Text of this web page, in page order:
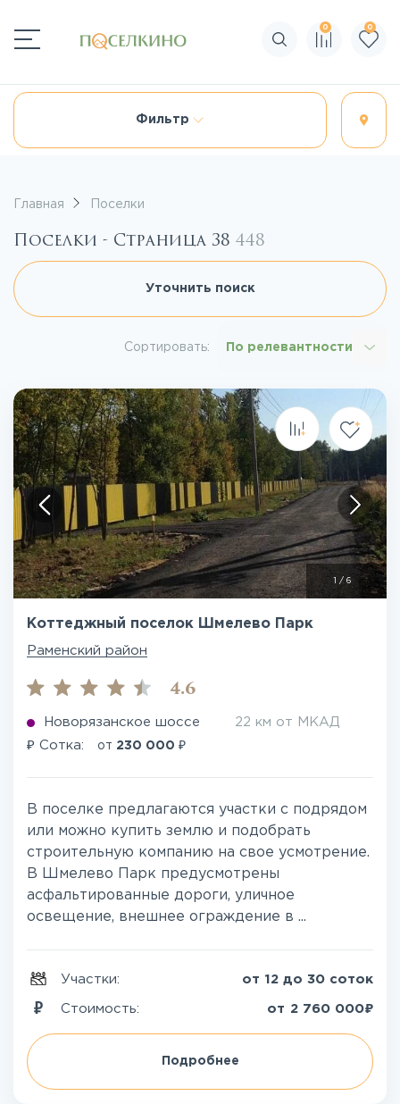
Поиск по сайту
0 0
Фильтр
Главная Поселки
Поселки - Страница 38 448
Уточнить поиск
Сортировать: По релевантности
/ 6
Коттеджный поселок Шмелево Парк
Раменский район
4.6
Новорязанское шоссе 22 км от МКАД
₽ Сотка: от 230 000 ₽
В поселке предлагаются участки с подрядом
или можно купить землю и подобрать
строительную компанию на свое усмотрение.
В Шмелево Парк предусмотрены
асфальтированные дороги, уличное
освещение, внешнее ограждение в ...
Участки: от 12 до 30 соток
Стоимость: от 2 760 000₽
Подробнее